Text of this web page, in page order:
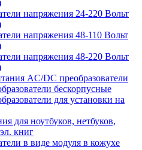
напряжения 24-220 Вольт
напряжения 48-110 Вольт
напряжения 48-220 Вольт
AC/DC преобразователи
бескорпусные
для установки на
для ноутбуков, нетбуков,
книг
в виде модуля в кожухе